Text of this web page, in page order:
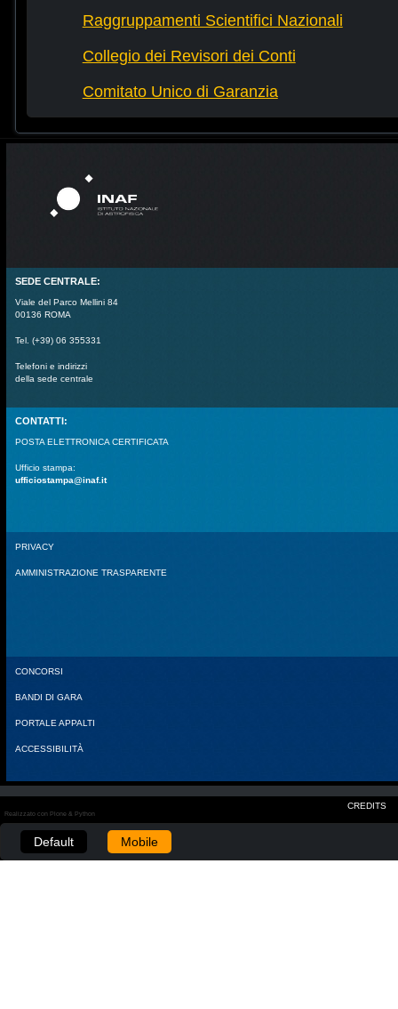
Raggruppamenti Scientifici Nazionali
Collegio dei Revisori dei Conti
Comitato Unico di Garanzia
SEDE CENTRALE:
Viale del Parco Mellini 84
00136 ROMA
Tel. (+39) 06 355331
Telefoni e indirizzi
della sede centrale
CONTATTI:
POSTA ELETTRONICA CERTIFICATA
Ufficio stampa:
ufficiostampa@inaf.it
PRIVACY
AMMINISTRAZIONE TRASPARENTE
CONCORSI
BANDI DI GARA
PORTALE APPALTI
ACCESSIBILITÀ
CREDITS
Realizzato con Plone & Python
Default Mobile